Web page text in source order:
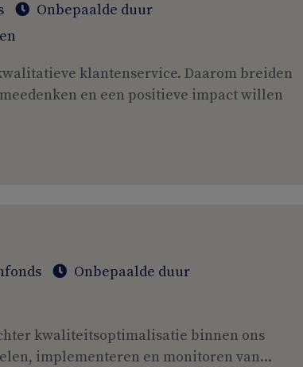
Onbepaalde duur
klantenservice. Daarom breiden
en een positieve impact willen
Onbepaalde duur
kwaliteitsoptimalisatie binnen ons
implementeren en monitoren van...